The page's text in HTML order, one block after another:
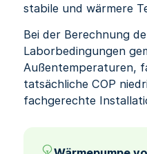
stabile und wärmere
Bei der Berechnung
Laborbedingungen
Außentemperaturen,
tatsächliche COP
fachgerechte